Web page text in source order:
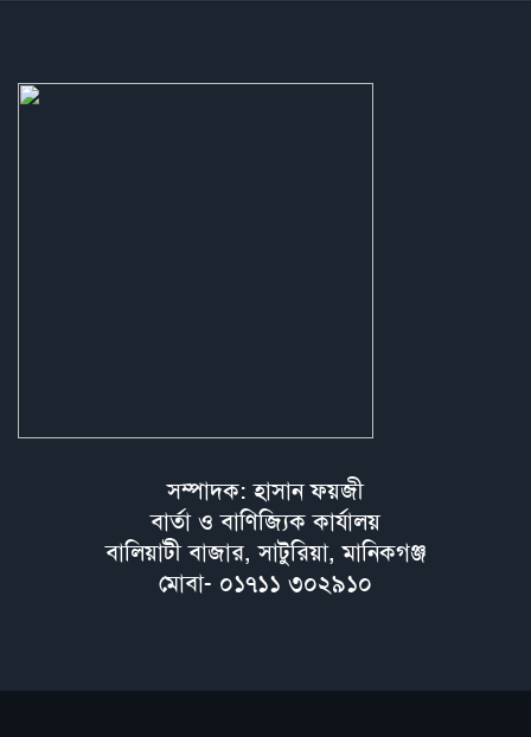
সম্পাদক: হাসান ফয়জী
বার্তা ও বাণিজ্যিক কার্যালয়
বালিয়াটী বাজার, সাটুরিয়া, মানিকগঞ্জ
মোবা- ০১৭১১ ৩০২৯১০